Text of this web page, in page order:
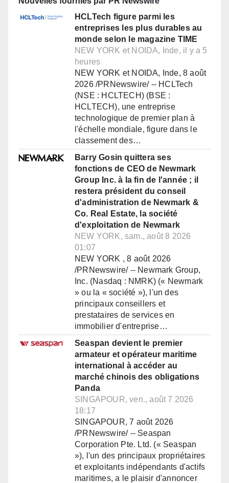
HCLTech figure parmi les
entreprises les plus durables au
monde selon le magazine TIME
NEW YORK et NOIDA, Inde, il y a 5
heures
NEW YORK et NOIDA, Inde, 8 août
2026 /PRNewswire/ -- HCLTech
(NSE : HCLTECH) (BSE :
HCLTECH), une entreprise
technologique de premier plan à
l'échelle mondiale, figure dans le
classement des…
Barry Gosin quittera ses
fonctions de CEO de Newmark
Group Inc. à la fin de l'année ; il
restera président du conseil
d'administration de Newmark &
Co. Real Estate, la société
d'exploitation de Newmark
NEW YORK, sam., août 8 2026
01:07
NEW YORK , 8 août 2026
/PRNewswire/ -- Newmark Group,
Inc. (Nasdaq : NMRK) (« Newmark
» ou la « société »), l'un des
principaux conseillers et
prestataires de services en
immobilier d'entreprise…
Seaspan devient le premier
armateur et opérateur maritime
international à accéder au
marché chinois des obligations
Panda
SINGAPOUR, ven., août 7 2026
18:17
SINGAPOUR, 7 août 2026
/PRNewswire/ -- Seaspan
Corporation Pte. Ltd. (« Seaspan
»), l'un des principaux propriétaires
et exploitants indépendants d'actifs
maritimes, a le plaisir d'annoncer